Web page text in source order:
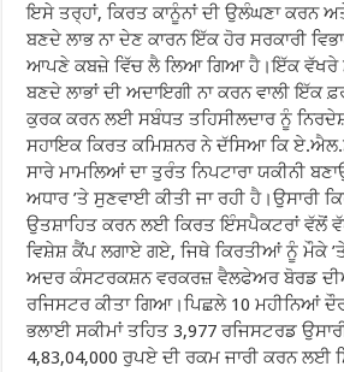
ਇਸੇ ਤਰ੍ਹਾਂ, ਕਿਰਤ ਕਾਨੂੰਨਾਂ ਦੀ ਉਲੰਘਣਾ ਕਰਨ
ਬਣਦੇ ਲਾਭ ਨਾ ਦੇਣ ਕਾਰਨ ਇੱਕ ਹੋਰ ਸਰਕਾਰੀ
ਆਪਣੇ ਕਬਜ਼ੇ ਵਿੱਚ ਲੈ ਲਿਆ ਗਿਆ ਹੈ।ਇੱਕ ਵੱਖਰੇ
ਬਣਦੇ ਲਾਭਾਂ ਦੀ ਅਦਾਇਗੀ ਨਾ ਕਰਨ ਵਾਲੀ ਇੱਕ
ਕੁਰਕ ਕਰਨ ਲਈ ਸਬੰਧਤ ਤਹਿਸੀਲਦਾਰ ਨੂੰ
ਸਹਾਇਕ ਕਿਰਤ ਕਮਿਸ਼ਨਰ ਨੇ ਦੱਸਿਆ ਕਿ
ਸਾਰੇ ਮਾਮਲਿਆਂ ਦਾ ਤੁਰੰਤ ਨਿਪਟਾਰਾ ਯਕੀਨੀ
ਅਧਾਰ ’ਤੇ ਸੁਣਵਾਈ ਕੀਤੀ ਜਾ ਰਹੀ ਹੈ।ਉਸਾਰੀ
ਉਤਸ਼ਾਹਿਤ ਕਰਨ ਲਈ ਕਿਰਤ ਇੰਸਪੈਕਟਰਾਂ ਵੱਲੋਂ
ਵਿਸ਼ੇਸ਼ ਕੈਂਪ ਲਗਾਏ ਗਏ, ਜਿਥੇ ਕਿਰਤੀਆਂ ਨੂੰ ਮੌਕੇ
ਅਦਰ ਕੰਸਟਰਕਸ਼ਨ ਵਰਕਰਜ਼ ਵੈਲਫੇਅਰ ਬੋਰਡ
ਰਜਿਸਟਰ ਕੀਤਾ ਗਿਆ।ਪਿਛਲੇ 10 ਮਹੀਨਿਆਂ
ਭਲਾਈ ਸਕੀਮਾਂ ਤਹਿਤ 3,977 ਰਜਿਸਟਰਡ
4,83,04,000 ਰੁਪਏ ਦੀ ਰਕਮ ਜਾਰੀ ਕਰਨ ਲਈ